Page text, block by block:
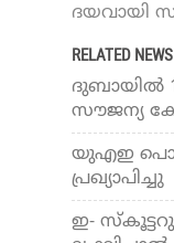
ദയവായി
RELATED NEWS
ദുബായില്‍
സൗജന്യ
യുഎഇ
പ്രഖ്യാപിച്ചു
ഇ-